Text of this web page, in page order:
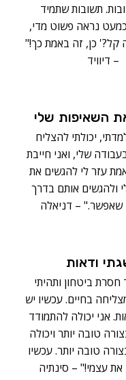
תשובות שתמיד
נראה פשוט מדי,
קל?' כן, זה באמת כך!"
– דיוויד
השאיפות שלי
יכולתי להצליח
שלי, ואני חייבת
עזר לי להגשים את
ולהגשים אותם בדרך
שאפשר." – דניאלה
ודאות
חסרת ביטחון ותהיתי
בחיים. עכשיו יש
אני יכולה להתמודד
טובה יותר ויכולה
טובה יותר. עכשיו
את עצמי!" – סינתיה